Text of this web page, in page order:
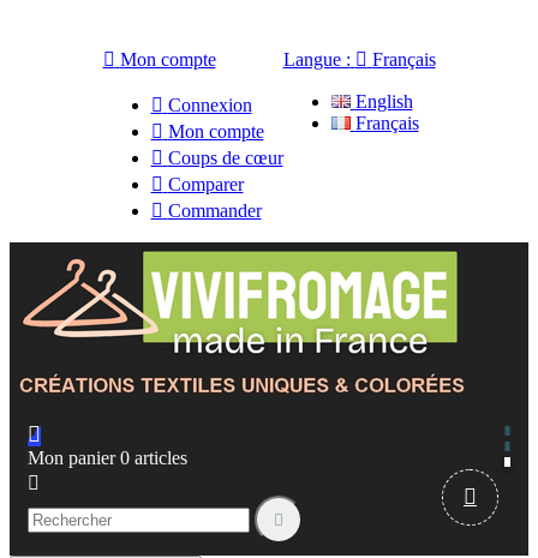
 Mon compte
 Connexion
 Mon compte
 Coups de cœur
 Comparer
 Commander
Langue :  Français
English
Français

Mon panier 0 articles


